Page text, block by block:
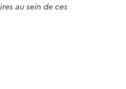
au sein de ces